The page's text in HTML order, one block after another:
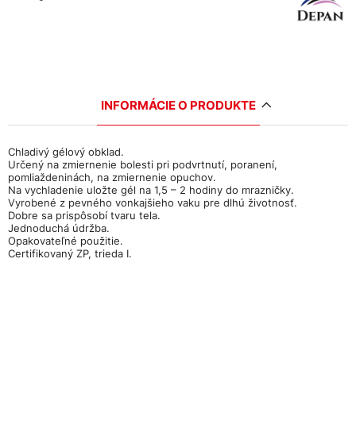
INFORMÁCIE O PRODUKTE
Chladivý gélový obklad.
Určený na zmiernenie bolesti pri podvrtnutí, poranení,
pomliaždeninách, na zmiernenie opuchov.
Na vychladenie uložte gél na 1,5 – 2 hodiny do mrazničky.
Vyrobené z pevného vonkajšieho vaku pre dlhú životnosť.
Dobre sa prispôsobí tvaru tela.
Jednoduchá údržba.
Opakovateľné použitie.
Certifikovaný ZP, trieda I.